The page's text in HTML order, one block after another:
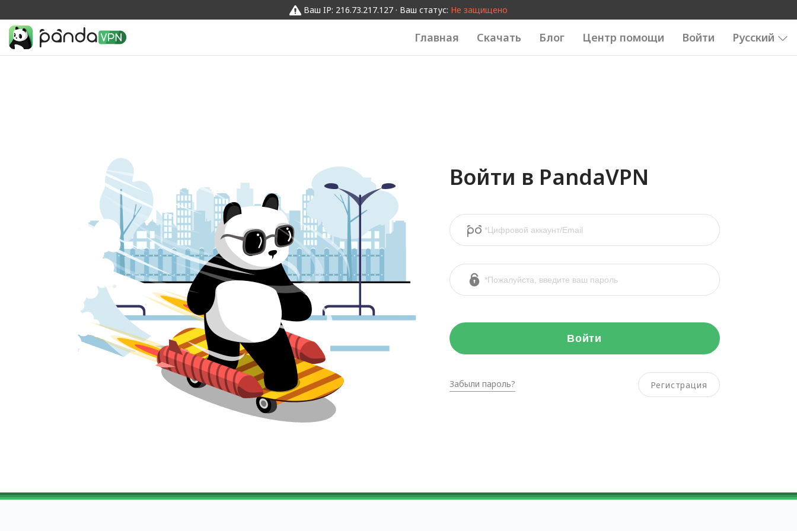
Ваш IP: 216.73.217.127 · Ваш статус: Не защищено
Главная Скачать Блог Центр помощи Войти Русский
Войти в PandaVPN
Войти
Забыли пароль? Регистрация